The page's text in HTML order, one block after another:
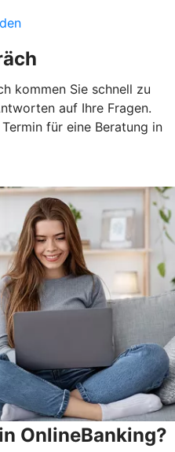
kommen Sie schnell zu
auf Ihre Fragen.
für eine Beratung in
OnlineBanking?